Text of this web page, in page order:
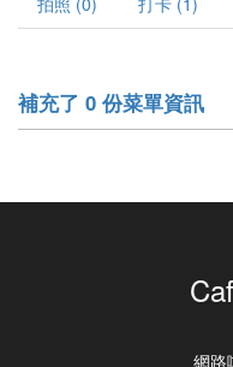
補充了 0 份菜單資訊
網路